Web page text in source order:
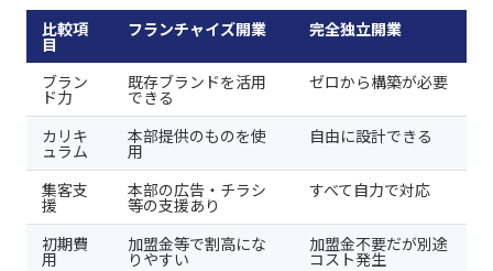
比較項
目
フランチャイズ開業 完全独立開業
ブラン
ド力
既存ブランドを活用
できる
ゼロから構築が必要
カリキ
ュラム
本部提供のものを使
用
自由に設計できる
集客支
援
本部の広告・チラシ
等の支援あり
すべて自力で対応
初期費
用
加盟金等で割高にな
りやすい
加盟金不要だが別途
コスト発生